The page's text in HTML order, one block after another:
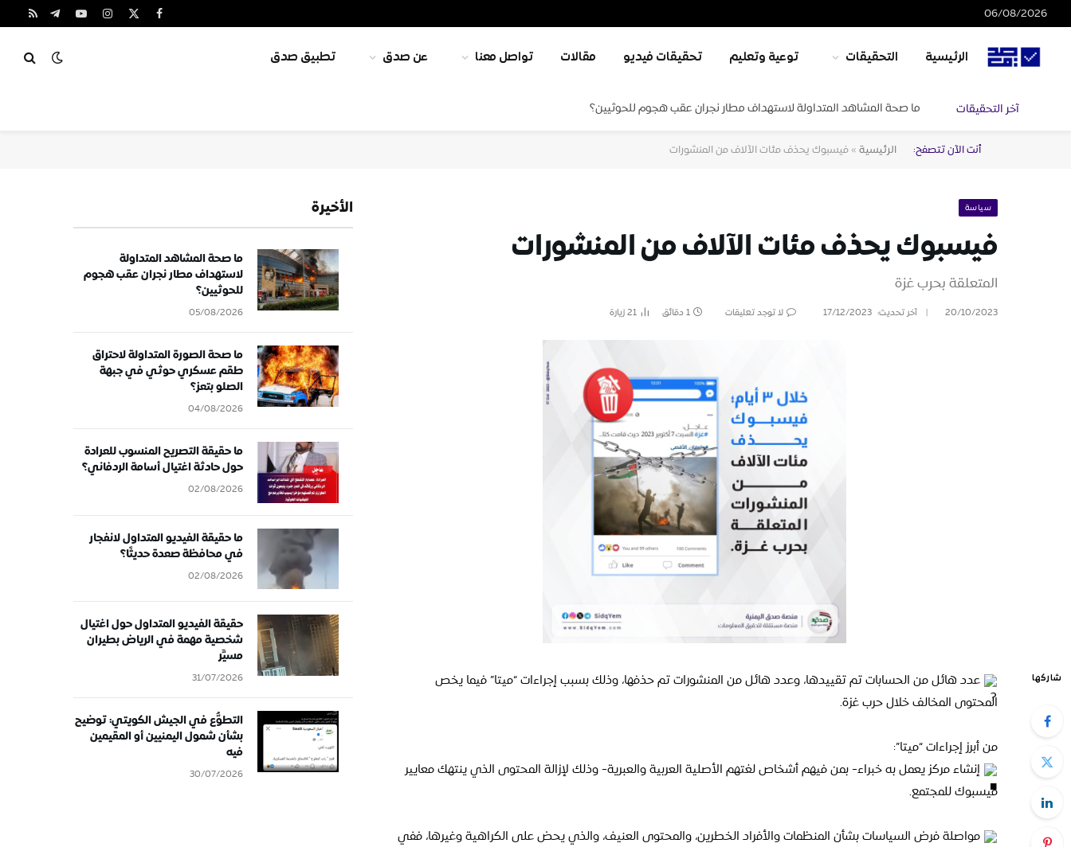
06/08/2026 فيسبوك
X
الانستغراميوتيوبتيلقرامRSS
الرئيسية التحقيقات توعية وتعليم تحقيقات فيديو مقالات تواصل معنا عن صدق تطبيق صدق
آخر التحقيقات ما صحة المشاهد المتداولة لاستهداف مطار نجران عقب هجوم للحوثيين؟
أنت الآن تتصفح: الرئيسية»فيسبوك يحذف مئات الآلاف من المنشورات
سياسة
فيسبوك يحذف مئات الآلاف من المنشورات
المتعلقة بحرب غزة
20/10/2023 آخر تحديث: 17/12/2023 لا توجد تعليقات 1 دقائق 21زيارة
شاركها
عدد هائل من الحسابات تم تقييدها، وعدد هائل من المنشورات تم حذفها، وذلك بسبب إجراءات “ميتا” فيما يخص
المحتوى المخالف خلال حرب غزة.
من أبرز إجراءات “ميتا”:
إنشاء مركز يعمل به خبراء- بمن فيهم أشخاص لغتهم الأصلية العربية والعبرية- وذلك لإزالة المحتوى الذي ينتهك معايير
فيسبوك للمجتمع.
مواصلة فرض السياسات بشأن المنظمات والأفراد الخطرين، والمحتوى العنيف، والذي يحض على الكراهية وغيرها، ففي
الأخيرة
ما صحة المشاهد المتداولة
لاستهداف مطار نجران عقب هجوم
للحوثيين؟
05/08/2026
ما صحة الصورة المتداولة لاحتراق
طقم عسكري حوثي في جبهة
الصلو بتعز؟
04/08/2026
ما حقيقة التصريح المنسوب للعرادة
حول حادثة اغتيال أسامة الردفاني؟
02/08/2026
ما حقيقة الفيديو المتداول لانفجار
في محافظة صعدة حديثًا؟
02/08/2026
حقيقة الفيديو المتداول حول اغتيال
شخصية مهمة في الرياض بطيران
مسيَّر
31/07/2026
التطوُّع في الجيش الكويتي: توضيح
بشأن شمول اليمنيين أو المقيمين
فيه
30/07/2026